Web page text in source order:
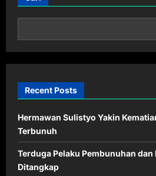
Recent Posts
Hermawan Sulistyo Yakin
Terbunuh
Terduga Pelaku Pembunuhan
Ditangkap